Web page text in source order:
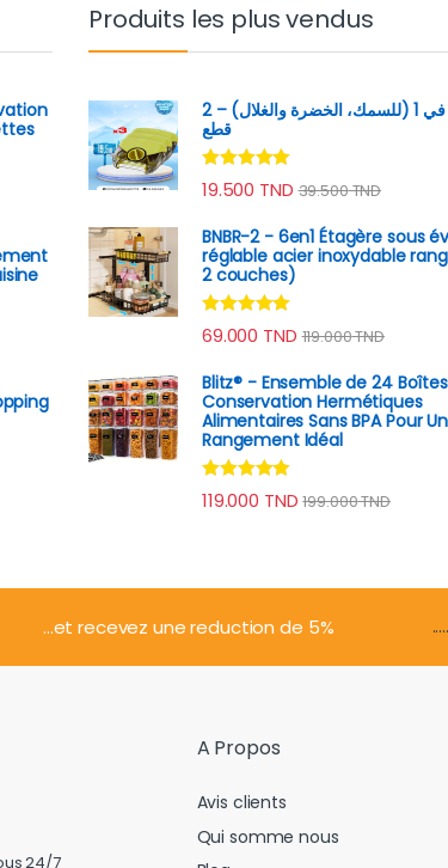
prix : 98.000 TND à 149.000 TND
Produits les plus vendus
قشارة 4 في 1 (للسمك، الخضرة والغلال) – 2
قطع
Note4.89
sur 5
19.500 TND 39.500TND
BNBR-2 - 6en1 Étagère sous
réglable acier inoxydable
2 couches)
Note4.79
sur 5
69.000 TND 119.000TND
Blitz® - Ensemble de 24
Conservation Hermétiques
Alimentaires Sans BPA Pour Un
Rangement Idéal
Note4.74
sur 5
119.000 TND 199.000TND
...et recevez une reduction de 5% .....
24/7
A Propos
Avis clients
Qui somme nous